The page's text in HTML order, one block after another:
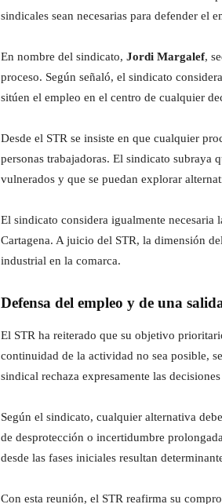
sindicales sean necesarias para defender el
En nombre del sindicato, Jordi Margalef,
proceso. Según señaló, el sindicato
sitúen el empleo en el centro de cualquier
Desde el STR se insiste en que cualquier
personas trabajadoras. El sindicato subraya
vulnerados y que se puedan explorar
El sindicato considera igualmente
Cartagena. A juicio del STR, la dimensión
industrial en la comarca.
Defensa del empleo y de una
El STR ha reiterado que su objetivo
continuidad de la actividad no sea posible,
sindical rechaza expresamente las
Según el sindicato, cualquier alternativa
de desprotección o incertidumbre
desde las fases iniciales resultan
Con esta reunión, el STR reafirma su